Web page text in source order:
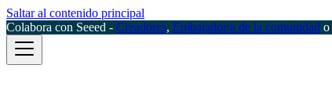
Saltar al contenido principal
Colabora con Seeed - Creadores, Embajador/a de la comunidad o